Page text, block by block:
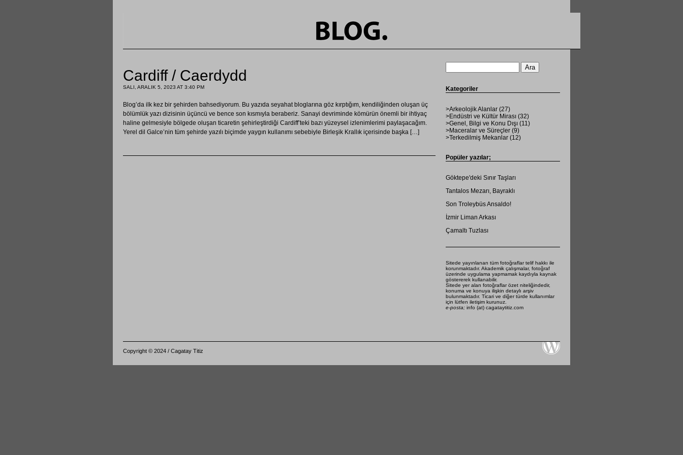
Cardiff / Caerdydd
SALI, ARALIK 5, 2023 AT 3:40 PM
Blog’da ilk kez bir şehirden bahsediyorum. Bu yazıda seyahat bloglarına göz kırptığım, kendiliğinden oluşan üç
bölümlük yazı dizisinin üçüncü ve bence son kısmıyla beraberiz. Sanayi devriminde kömürün önemli bir ihtiyaç
haline gelmesiyle bölgede oluşan ticaretin şehirleştirdiği Cardiff’teki bazı yüzeysel izlenimlerimi paylaşacağım.
Yerel dil Galce’nin tüm şehirde yazılı biçimde yaygın kullanımı sebebiyle Birleşik Krallık içerisinde başka […]
Kategoriler
>Arkeolojik Alanlar (27)
>Endüstri ve Kültür Mirası (32)
>Genel, Bilgi ve Konu Dışı (11)
>Maceralar ve Süreçler (9)
>Terkedilmiş Mekanlar (12)
Popüler yazılar;
Göktepe'deki Sınır Taşları
Tantalos Mezarı, Bayraklı
Son Troleybüs Ansaldo!
İzmir Liman Arkası
Çamaltı Tuzlası
Sitede yayınlanan tüm fotoğraflar telif hakkı ile
korunmaktadır. Akademik çalışmalar, fotoğraf
üzerinde uygulama yapmamak kaydıyla kaynak
göstererek kullanabilir.
Sitede yer alan fotoğraflar özet niteliğindedir,
konuma ve konuya ilişkin detaylı arşiv
bulunmaktadır. Ticari ve diğer türde kullanımlar
için lütfen iletişim kurunuz.
e-posta; info (at) cagataytitiz.com
Copyright © 2024 / Cagatay Titiz